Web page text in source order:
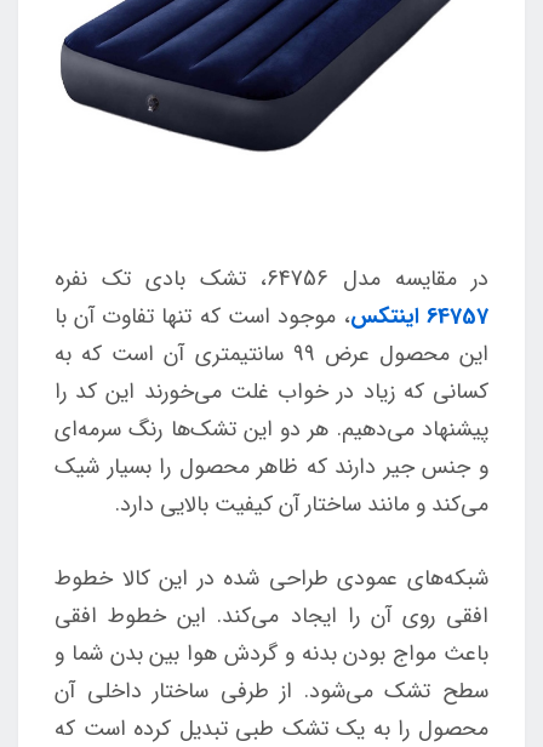
در مقایسه مدل 64756، تشک بادی تک نفره
64757 اینتکس
، موجود است که تنها تفاوت آن با
این محصول عرض 99 سانتیمتری آن است که به
کسانی که زیاد در خواب غلت می‌خورند این کد را
پیشنهاد می‌دهیم. هر دو این تشک‌ها رنگ سرمه‌ای
و جنس جیر دارند که ظاهر محصول را بسیار شیک
می‌کند و مانند ساختار آن کیفیت بالایی دارد.
شبکه‌های عمودی طراحی شده در این کالا خطوط
افقی روی آن را ایجاد می‌کند. این خطوط افقی
باعث مواج بودن بدنه و گردش هوا بین بدن شما و
سطح تشک می‌شود. از طرفی ساختار داخلی آن
محصول را به یک تشک طبی تبدیل کرده است که